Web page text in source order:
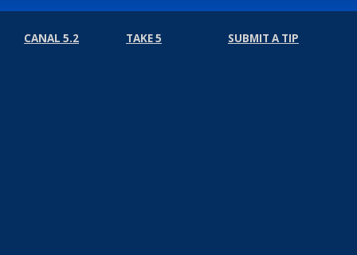
CANAL 5.2 TAKE 5 SUBMIT A TIP